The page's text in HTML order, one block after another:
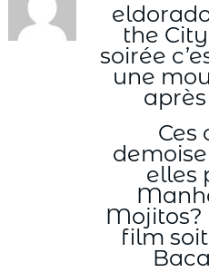
the
soirée
une
Ces
elles
Mojitos?
film